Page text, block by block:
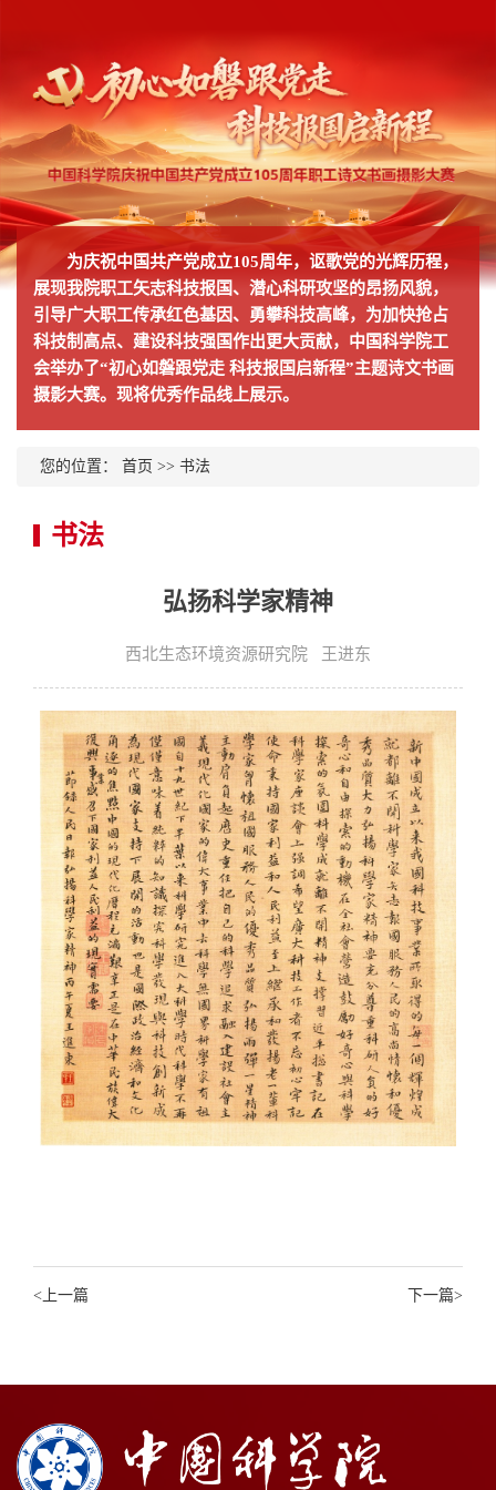
为庆祝中国共产党成立105周年，讴歌党的光辉历程，
展现我院职工矢志科技报国、潜心科研攻坚的昂扬风貌，
引导广大职工传承红色基因、勇攀科技高峰，为加快抢占
科技制高点、建设科技强国作出更大贡献，中国科学院工
会举办了“初心如磐跟党走 科技报国启新程”主题诗文书画
摄影大赛。现将优秀作品线上展示。
您的位置： 首页 >> 书法
书法
弘扬科学家精神
西北生态环境资源研究院 王进东
< 上一篇 下一篇>